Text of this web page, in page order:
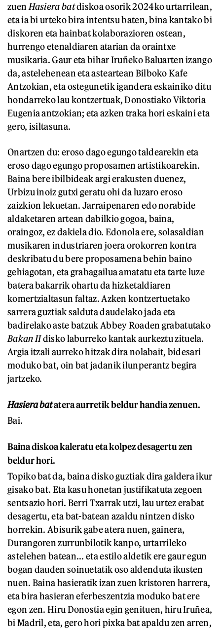
zuen Hasiera batdiskoa osorik 2024ko urtarrilean,
eta ia bi urteko bira intentsu baten, bina kantako bi
diskoren eta hainbat kolaborazioren ostean,
hurrengo etenaldiaren atarian da oraintxe
musikaria. Gaur eta bihar Iruñeko Baluarten izango
da, astelehenean eta asteartean Bilboko Kafe
Antzokian, eta ostegunetik igandera eskainiko ditu
hondarreko lau kontzertuak, Donostiako Viktoria
Eugenia antzokian; eta azken traka hori eskaini eta
gero, isiltasuna.
Onartzen du: eroso dago egungo taldearekin eta
eroso dago egungo proposamen artistikoarekin.
Baina bere ibilbideak argi erakusten duenez,
Urbizu inoiz gutxi geratu ohi da luzaro eroso
zaizkion lekuetan. Jarraipenaren edo norabide
aldaketaren artean dabilkio gogoa, baina,
oraingoz, ez dakiela dio. Edonola ere, solasaldian
musikaren industriaren joera orokorren kontra
deskribatu du bere proposamena behin baino
gehiagotan, eta grabagailua amatatu eta tarte luze
batera bakarrik ohartu da hizketaldiaren
komertzialtasun faltaz. Azken kontzertuetako
sarrera guztiak salduta daudelako jada eta
badirelako aste batzuk Abbey Roaden grabatutako
Bakan IIdisko laburreko kantak aurkeztu zituela.
Argia itzali aurreko hitzak dira nolabait, bidesari
moduko bat, oin bat jadanik ilunperantz begira
jartzeko.
Hasiera batatera aurretik beldur handia zenuen.
Bai.
Baina diskoa kaleratu eta kolpez desagertu zen
beldur hori.
Topiko bat da, baina disko guztiak dira galdera ikur
gisako bat. Eta kasu honetan justifikatuta zegoen
sentsazio hori. Berri Txarrak utzi, lau urtez erabat
desagertu, eta bat-batean azaldu nintzen disko
horrekin. Abisurik gabe atera nuen, gainera,
Durangoren zurrunbilotik kanpo, urtarrileko
astelehen batean... eta estilo aldetik ere gaur egun
bogan dauden soinuetatik oso aldenduta ikusten
nuen. Baina hasieratik izan zuen kristoren harrera,
eta bira hasieran eferbeszentzia moduko bat ere
egon zen. Hiru Donostia egin genituen, hiru Iruñea,
bi Madril, eta, gero hori pixka bat apaldu zen arren,